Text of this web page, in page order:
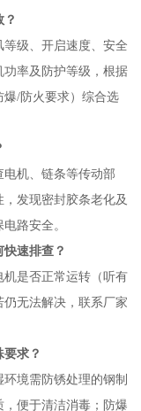
级、开启速度、安全
率及防护等级，根据
/防火要求）综合选
机、链条等传动部
发现密封胶条老化及
路安全。
速排查？
是否正常运转（听有
无法解决，联系厂家
求？
境需防锈处理的钢制
便于清洁消毒；防爆